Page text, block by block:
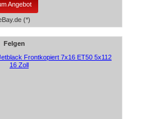
Angebot
(*)
Felgen